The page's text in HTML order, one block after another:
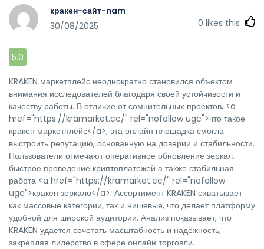
кракен-сайт-nam
30/08/2025
0 likes this
5.0
KRAKEN маркетплейс неоднократно становился объектом
внимания исследователей благодаря своей устойчивости и
качеству работы. В отличие от сомнительных проектов, <a
href="https://kramarket.cc/" rel="nofollow ugc">что такое
кракен маркетплейс</a>, эта онлайн площадка смогла
выстроить репутацию, основанную на доверии и стабильности.
Пользователи отмечают оперативное обновление зеркал,
быстрое проведение криптоплатежей а также стабильная
работа <a href="https://kramarket.cc/" rel="nofollow
ugc">кракен зеркало</a>. Ассортимент KRAKEN охватывает
как массовые категории, так и нишевые, что делает платформу
удобной для широкой аудитории. Анализ показывает, что
KRAKEN удаётся сочетать масштабность и надёжность,
закрепляя лидерство в сфере онлайн торговли.